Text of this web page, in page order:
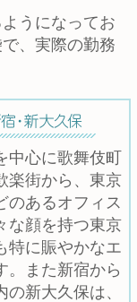
うになってお
、実際の勤務
中心に歌舞伎町
楽街から、東京
のあるオフィス
な顔を持つ東京
特に賑やかなエ
。また新宿から
の新大久保は、